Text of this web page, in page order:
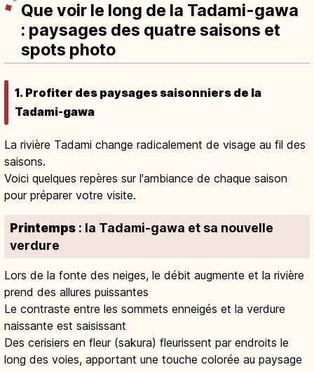
Que voir le long de la Tadami-gawa
: paysages des quatre saisons et
spots photo
1. Profiter des paysages saisonniers de la
Tadami-gawa
La rivière Tadami change radicalement de visage au fil des
saisons.
Voici quelques repères sur l'ambiance de chaque saison
pour préparer votre visite.
Printemps : la Tadami-gawa et sa nouvelle
verdure
Lors de la fonte des neiges, le débit augmente et la rivière
prend des allures puissantes
Le contraste entre les sommets enneigés et la verdure
naissante est saisissant
Des cerisiers en fleur (sakura) fleurissent par endroits le
long des voies, apportant une touche colorée au paysage